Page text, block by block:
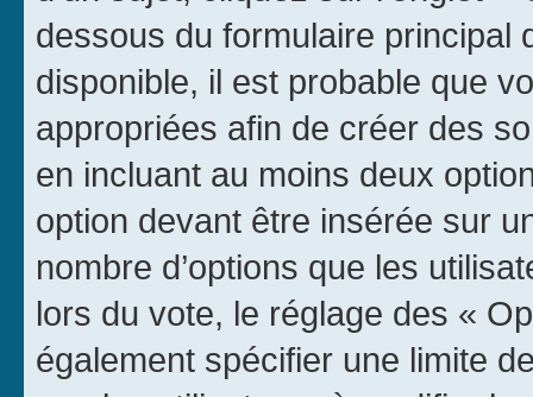
dessous du formulaire principal
disponible, il est probable que
appropriées afin de créer des
en incluant au moins deux
option devant être insérée sur
nombre d’options que les
lors du vote, le réglage des «
également spécifier une limite